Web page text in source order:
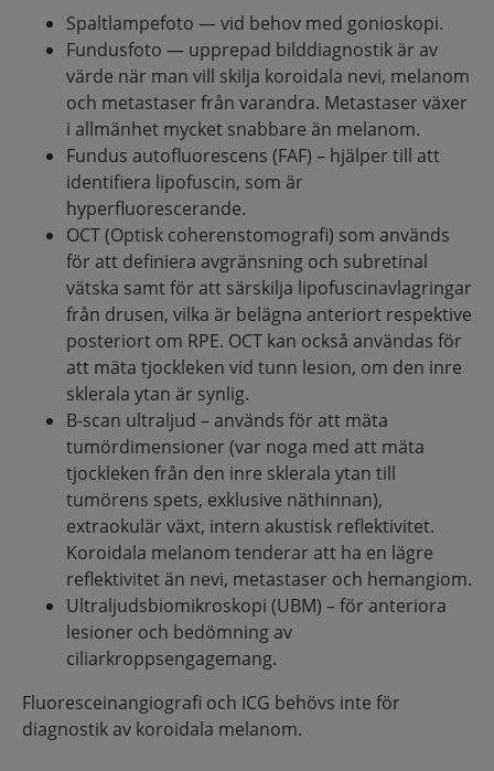
Spaltlampefoto — vid behov med gonioskopi.
Fundusfoto — upprepad bilddiagnostik är av
värde när man vill skilja koroidala nevi, melanom
och metastaser från varandra. Metastaser växer
i allmänhet mycket snabbare än melanom.
Fundus autofluorescens (FAF) – hjälper till att
identifiera lipofuscin, som är
hyperfluorescerande.
OCT (Optisk coherenstomografi) som används
för att definiera avgränsning och subretinal
vätska samt för att särskilja lipofuscinavlagringar
från drusen, vilka är belägna anteriort respektive
posteriort om RPE. OCT kan också användas för
att mäta tjockleken vid tunn lesion, om den inre
sklerala ytan är synlig.
B-scan ultraljud – används för att mäta
tumördimensioner (var noga med att mäta
tjockleken från den inre sklerala ytan till
tumörens spets, exklusive näthinnan),
extraokulär växt, intern akustisk reflektivitet.
Koroidala melanom tenderar att ha en lägre
reflektivitet än nevi, metastaser och hemangiom.
Ultraljudsbiomikroskopi (UBM) – för anteriora
lesioner och bedömning av
ciliarkroppsengagemang.
Fluoresceinangiografi och ICG behövs inte för
diagnostik av koroidala melanom.